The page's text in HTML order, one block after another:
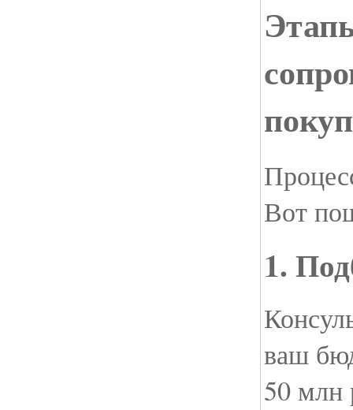
Вот
1.
ваш
50 млн